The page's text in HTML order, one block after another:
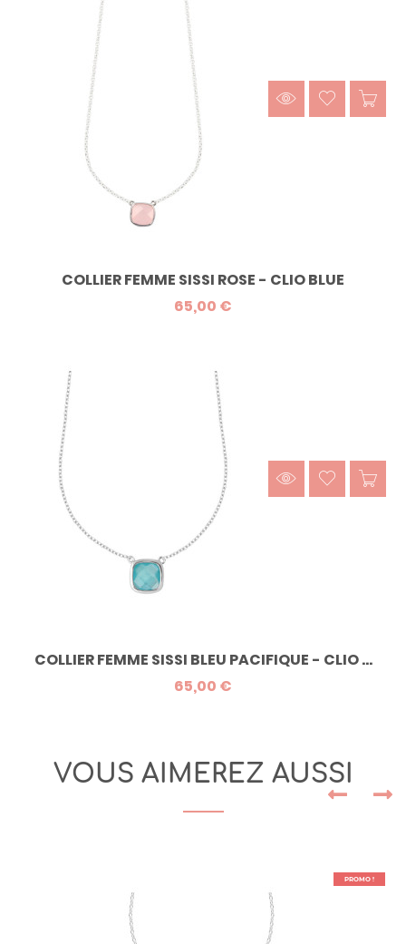
COLLIER FEMME SISSI ROSE - CLIO BLUE
65,00 €
COLLIER FEMME SISSI BLEU PACIFIQUE - CLIO ...
65,00 €
VOUS AIMEREZ AUSSI
PROMO !